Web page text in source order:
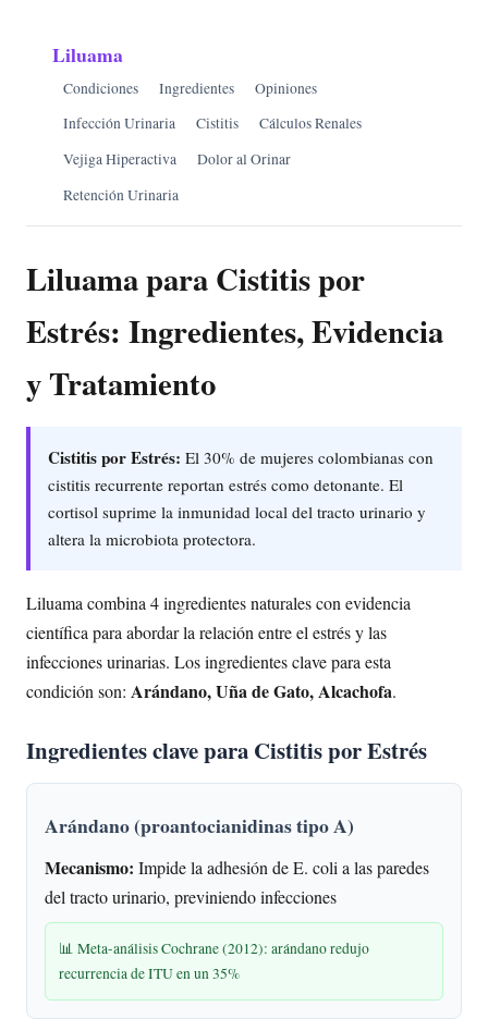
Liluama
Condiciones Ingredientes
Opiniones
Infección Urinaria
Cistitis
Cálculos Renales
Vejiga Hiperactiva
Dolor al Orinar
Retención Urinaria
Liluama para Cistitis por
Estrés: Ingredientes, Evidencia
y Tratamiento
Cistitis por Estrés: El 30% de mujeres colombianas con
cistitis recurrente reportan estrés como detonante. El
cortisol suprime la inmunidad local del tracto urinario y
altera la microbiota protectora.
Liluama combina 4 ingredientes naturales con evidencia
científica para abordar la relación entre el estrés y las
infecciones urinarias. Los ingredientes clave para esta
condición son: Arándano, Uña de Gato, Alcachofa.
Ingredientes clave para Cistitis por Estrés
Arándano (proantocianidinas tipo A)
Mecanismo: Impide la adhesión de E. coli a las paredes
del tracto urinario, previniendo infecciones
📊 Meta-análisis Cochrane (2012): arándano redujo
recurrencia de ITU en un 35%